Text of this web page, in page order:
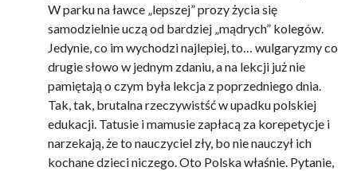
W parku na ławce „lepszej” prozy życia się
samodzielnie uczą od bardziej „mądrych” kolegów.
Jedynie, co im wychodzi najlepiej, to… wulgaryzmy co
drugie słowo w jednym zdaniu, a na lekcji już nie
pamiętają o czym była lekcja z poprzedniego dnia.
Tak, tak, brutalna rzeczywistść w upadku polskiej
edukacji. Tatusie i mamusie zapłacą za korepetycje i
narzekają, że to nauczyciel zły, bo nie nauczył ich
kochane dzieci niczego. Oto Polska właśnie. Pytanie,